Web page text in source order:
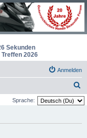
Sekunden
2026
Anmelden
u
Sprache: